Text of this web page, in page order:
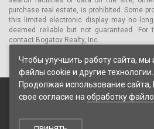
purchase real estate, is prohibited. Some
this limited electronic display may no
deemed reliable but not guaranteed. For
contact Bogatov Realty, Inc.
Чтобы улучшить работу сайта, мы
файлы cookie и другие технологии.
Продолжая использование сайта,
свое согласие на обработку
© 2026 Bogatov Realty Inc. Все права
Политика конфиденциальности